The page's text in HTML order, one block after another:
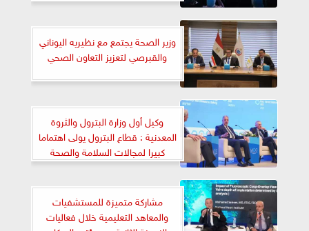
وزير الصحة يجتمع مع نظيريه اليوناني
والقبرصي لتعزيز التعاون الصحي
وكيل أول وزارة البترول والثروة
المعدنية : قطاع البترول يولى اهتماما
كبيرا لمجالات السلامة والصحة
المهنية
مشاركة متميزة للمستشفيات
والمعاهد التعليمية خلال فعاليات